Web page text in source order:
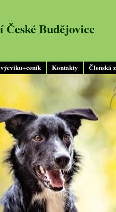
Kontakty Členská
Budějovice